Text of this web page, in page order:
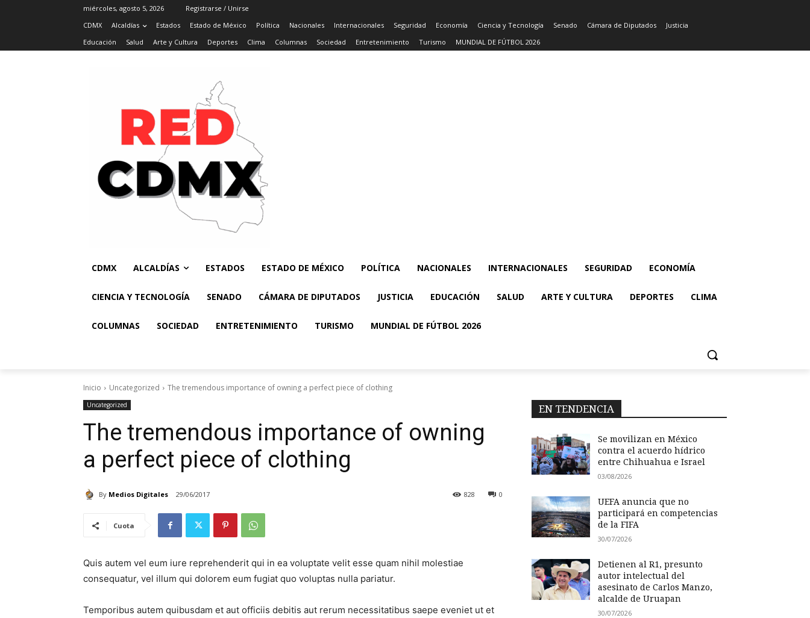
miércoles, agosto 5, 2026
Registrarse / Unirse
CDMX
Alcaldías Estados Estado de México Política Nacionales Internacionales Seguridad Economía Ciencia y Tecnología Senado Cámara de Diputados
Justicia
Educación
Salud Arte y Cultura Deportes Clima Columnas Sociedad Entretenimiento Turismo MUNDIAL DE FÚTBOL 2026
CDMX ALCALDÍAS ESTADOS ESTADO DE MÉXICO POLÍTICA NACIONALES INTERNACIONALES SEGURIDAD ECONOMÍA
CIENCIA Y TECNOLOGÍA SENADO CÁMARA DE DIPUTADOS JUSTICIA EDUCACIÓN SALUD ARTE Y CULTURA DEPORTES CLIMA
COLUMNAS SOCIEDAD ENTRETENIMIENTO TURISMO MUNDIAL DE FÚTBOL 2026
Inicio Uncategorized The tremendous importance of owning a perfect piece of clothing
Uncategorized
The tremendous importance of owning
a perfect piece of clothing
By Medios Digitales 29/06/2017 0
828
Cuota
Quis autem vel eum iure reprehenderit qui in ea voluptate velit esse quam nihil molestiae
consequatur, vel illum qui dolorem eum fugiat quo voluptas nulla pariatur.
Temporibus autem quibusdam et aut officiis debitis aut rerum necessitatibus saepe eveniet ut et
EN TENDENCIA
Se movilizan en México
contra el acuerdo hídrico
entre Chihuahua e Israel
03/08/2026
UEFA anuncia que no
participará en competencias
de la FIFA
30/07/2026
Detienen al R1, presunto
autor intelectual del
asesinato de Carlos Manzo,
alcalde de Uruapan
30/07/2026